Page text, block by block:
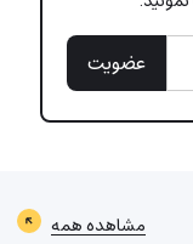
عضویت
مشاهده همه